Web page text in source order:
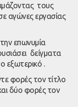
τους
αγώνες εργασίας
επωνυμία
δείγματα
εξωτερικό .
φορές τον τίτλο
δύο φορές τον